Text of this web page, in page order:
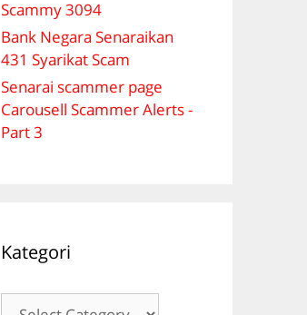
Scammy 3094
Bank Negara Senaraikan
431 Syarikat Scam
Senarai scammer page
Carousell Scammer Alerts -
Part 3
Kategori
Kategori